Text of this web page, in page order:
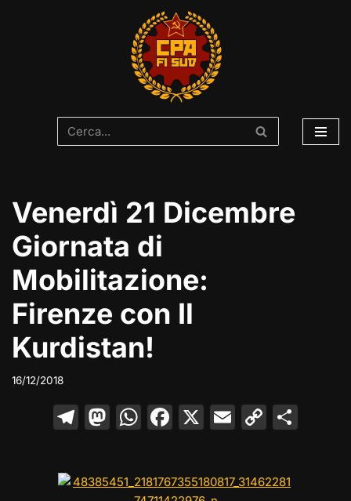
Venerdì 21 Dicembre
Giornata di
Mobilitazione:
Firenze con Il
Kurdistan!
16/12/2018
T
gr
M
o
W
s
F
e
X E
l
C
y